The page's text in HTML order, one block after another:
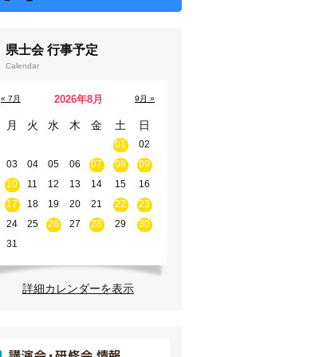
県士会 行事予定
Calendar
2026年8月
月 火 水 木 金 土 日
01
02
03
04 05 06 07 08
09
10
11 12 13 14 15
16
17
18 19 20 21 22
23
24
25 26 27 28 29
30
31
« 7月 9月 »
詳細カレンダーを表示